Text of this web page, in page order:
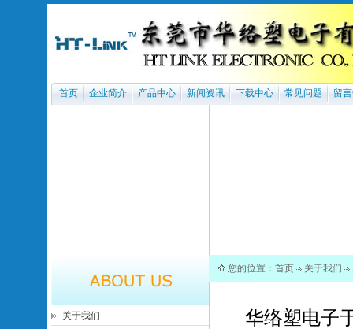
首页 企业简介 产品中心 新闻资讯 下载中心 常见问题 留
关于我们
您的位置： 首页 关于我们
华络塑电子